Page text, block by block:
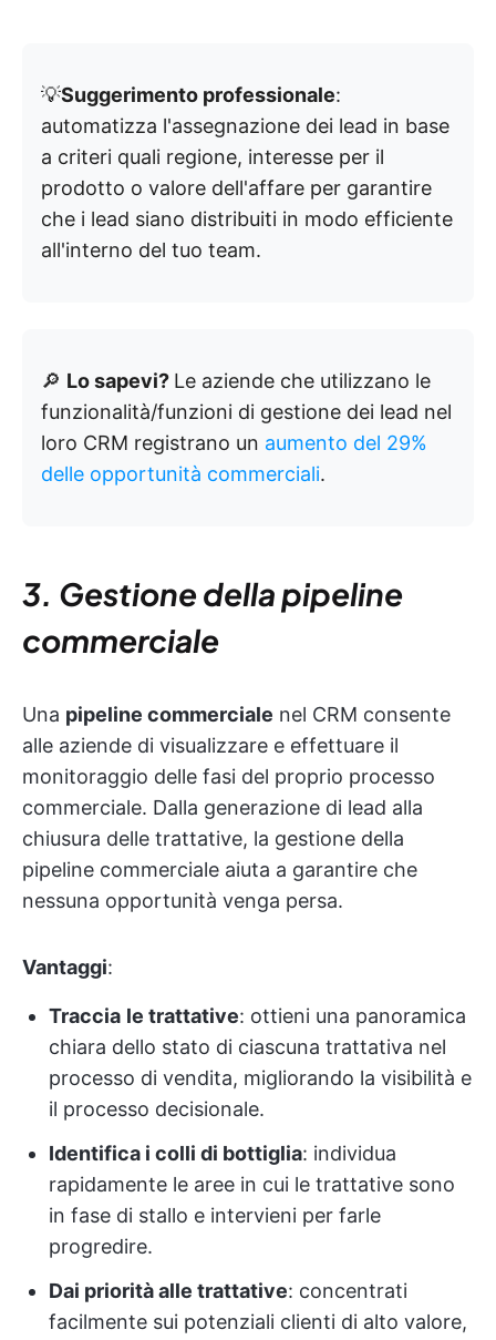
💡Suggerimento professionale:
automatizza l'assegnazione dei lead in base
a criteri quali regione, interesse per il
prodotto o valore dell'affare per garantire
che i lead siano distribuiti in modo efficiente
all'interno del tuo team.
🔎 Lo sapevi? Le aziende che utilizzano le
funzionalità/funzioni di gestione dei lead nel
loro CRM registrano un aumento del 29%
delle opportunità commerciali.
3. Gestione della pipeline
commerciale
Una pipeline commerciale nel CRM consente
alle aziende di visualizzare e effettuare il
monitoraggio delle fasi del proprio processo
commerciale. Dalla generazione di lead alla
chiusura delle trattative, la gestione della
pipeline commerciale aiuta a garantire che
nessuna opportunità venga persa.
Vantaggi:
Traccia le trattative: ottieni una panoramica
chiara dello stato di ciascuna trattativa nel
processo di vendita, migliorando la visibilità e
il processo decisionale.
Identifica i colli di bottiglia: individua
rapidamente le aree in cui le trattative sono
in fase di stallo e intervieni per farle
progredire.
Dai priorità alle trattative: concentrati
facilmente sui potenziali clienti di alto valore,